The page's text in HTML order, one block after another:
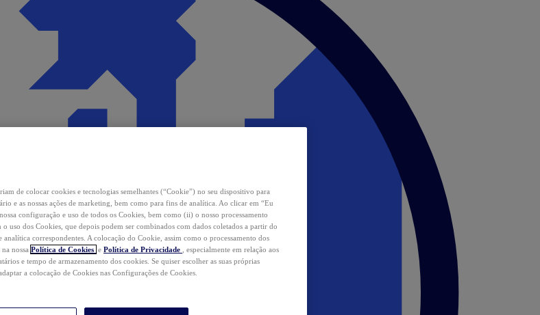
de colocar cookies e tecnologias semelhantes (“Cookie”) no seu dispositivo para
e as nossas ações de marketing, bem como para fins de analítica. Ao clicar em “Eu
configuração e uso de todos os Cookies, bem como (ii) o nosso processamento
o uso dos Cookies, que depois podem ser combinados com dados coletados a partir do
analítica correspondentes. A colocação do Cookie, assim como o processamento dos
nossa Política de Cookies e Política de Privacidade
, especialmente em relação aos
e tempo de armazenamento dos cookies. Se quiser escolher as suas próprias
a colocação de Cookies nas Configurações de Cookies.